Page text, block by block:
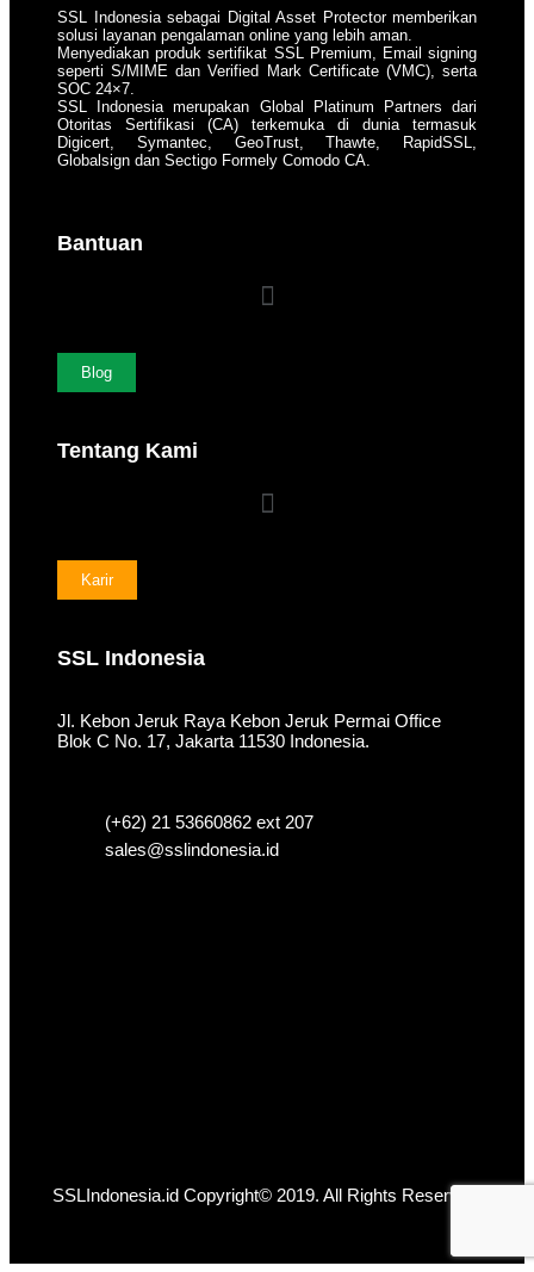
SSL Indonesia sebagai Digital Asset Protector memberikan
solusi layanan pengalaman online yang lebih aman.
Menyediakan produk sertifikat SSL Premium, Email signing
seperti S/MIME dan Verified Mark Certificate (VMC), serta
SOC 24×7.
SSL Indonesia merupakan Global Platinum Partners dari
Otoritas Sertifikasi (CA) terkemuka di dunia termasuk
Digicert, Symantec, GeoTrust, Thawte, RapidSSL,
Globalsign dan Sectigo Formely Comodo CA.
Bantuan
Blog
Tentang Kami
Karir
SSL Indonesia
Jl. Kebon Jeruk Raya Kebon Jeruk Permai Office
Blok C No. 17, Jakarta 11530 Indonesia.
(+62) 21 53660862 ext 207
sales@sslindonesia.id
SSLIndonesia.id Copyright© 2019. All Rights Reserved.